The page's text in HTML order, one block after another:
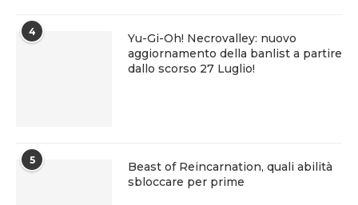
4
Yu-Gi-Oh! Necrovalley: nuovo
aggiornamento della banlist a partire
dallo scorso 27 Luglio!
5
Beast of Reincarnation, quali abilità
sbloccare per prime